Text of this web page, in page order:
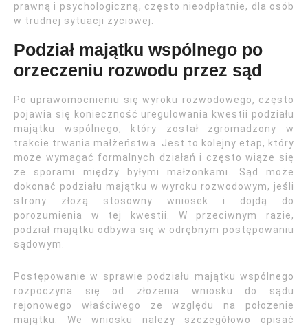
prawną i psychologiczną, często nieodpłatnie, dla osób
w trudnej sytuacji życiowej.
Podział majątku wspólnego po
orzeczeniu rozwodu przez sąd
Po uprawomocnieniu się wyroku rozwodowego, często
pojawia się konieczność uregulowania kwestii podziału
majątku wspólnego, który został zgromadzony w
trakcie trwania małżeństwa. Jest to kolejny etap, który
może wymagać formalnych działań i często wiąże się
ze sporami między byłymi małżonkami. Sąd może
dokonać podziału majątku w wyroku rozwodowym, jeśli
strony złożą stosowny wniosek i dojdą do
porozumienia w tej kwestii. W przeciwnym razie,
podział majątku odbywa się w odrębnym postępowaniu
sądowym.
Postępowanie w sprawie podziału majątku wspólnego
rozpoczyna się od złożenia wniosku do sądu
rejonowego właściwego ze względu na położenie
majątku. We wniosku należy szczegółowo opisać